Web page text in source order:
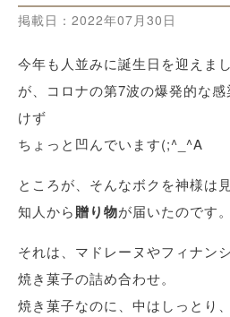
掲載日： 2022年07月30日
今年も人並みに誕生日を迎えまし
が、コロナの第7波の爆発的な
けず
ちょっと凹んでいます(;^_^A
ところが、そんなボクを神様は
知人から贈り物が届いたのです。
それは、マドレーヌやフィナン
焼き菓子の詰め合わせ。
焼き菓子なのに、中はしっとり